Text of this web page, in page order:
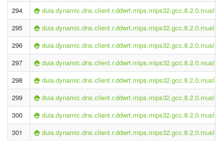
294
duia.dynamic.dns.client.r.ddwrt.mips.mips32.gcc.8.2.0.musl-
295
duia.dynamic.dns.client.r.ddwrt.mips.mips32.gcc.8.2.0.musl-
296
duia.dynamic.dns.client.r.ddwrt.mips.mips32.gcc.8.2.0.musl-
297
duia.dynamic.dns.client.r.ddwrt.mips.mips32.gcc.8.2.0.musl-
298
duia.dynamic.dns.client.r.ddwrt.mips.mips32.gcc.8.2.0.musl-
299
duia.dynamic.dns.client.r.ddwrt.mips.mips32.gcc.8.2.0.musl-
300
duia.dynamic.dns.client.r.ddwrt.mips.mips32.gcc.8.2.0.musl-
301
duia.dynamic.dns.client.r.ddwrt.mips.mips32.gcc.8.2.0.musl-